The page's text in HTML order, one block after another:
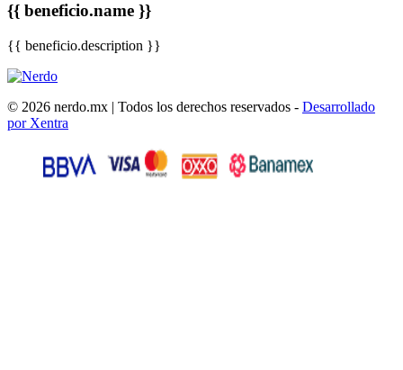
{{ beneficio.name }}
{{ beneficio.description }}
© 2026 nerdo.mx | Todos los derechos reservados - Desarrollado
por Xentra